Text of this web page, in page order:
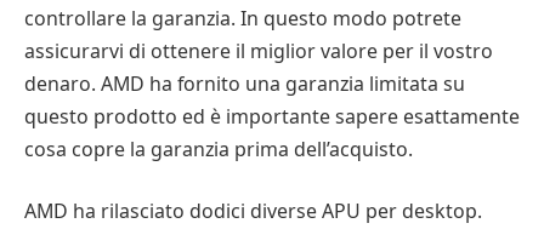
controllare la garanzia. In questo modo potrete
assicurarvi di ottenere il miglior valore per il vostro
denaro. AMD ha fornito una garanzia limitata su
questo prodotto ed è importante sapere esattamente
cosa copre la garanzia prima dell’acquisto.
AMD ha rilasciato dodici diverse APU per desktop.